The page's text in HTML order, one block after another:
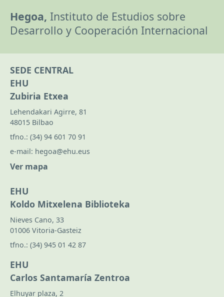
Hegoa, Instituto de Estudios sobre
Desarrollo y Cooperación Internacional
SEDE CENTRAL
EHU
Zubiria Etxea
Lehendakari Agirre, 81
48015 Bilbao
tfno.: (34) 94 601 70 91
e-mail: hegoa@ehu.eus
Ver mapa
EHU
Koldo Mitxelena Biblioteka
Nieves Cano, 33
01006 Vitoria-Gasteiz
tfno.: (34) 945 01 42 87
EHU
Carlos Santamaría Zentroa
Elhuyar plaza, 2